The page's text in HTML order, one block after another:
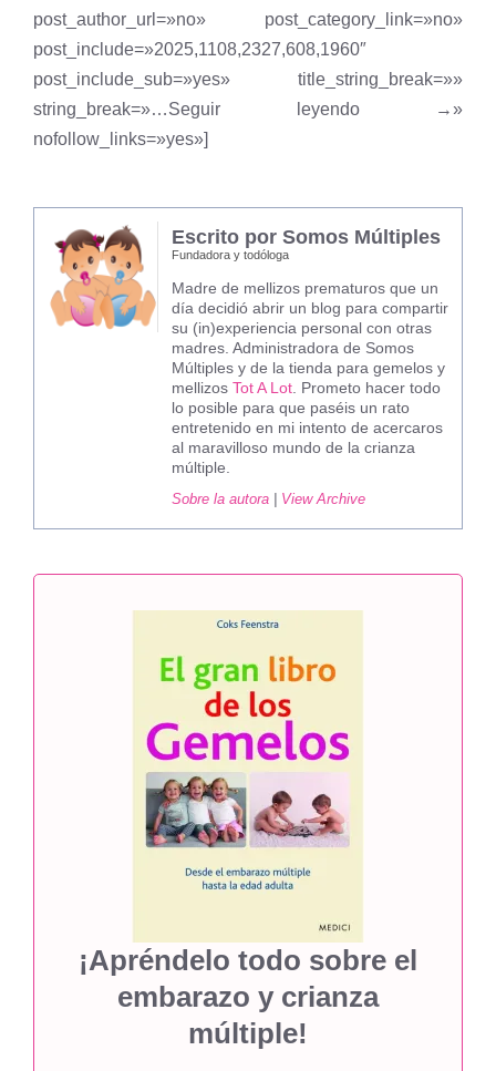
post_author_url=»no» post_category_link=»no»
post_include=»2025,1108,2327,608,1960″
post_include_sub=»yes» title_string_break=»»
string_break=»…Seguir leyendo →»
nofollow_links=»yes»]
Escrito por Somos Múltiples
Fundadora y todóloga
Madre de mellizos prematuros que un
día decidió abrir un blog para compartir
su (in)experiencia personal con otras
madres. Administradora de Somos
Múltiples y de la tienda para gemelos y
mellizos Tot A Lot . Prometo hacer todo
lo posible para que paséis un rato
entretenido en mi intento de acercaros
al maravilloso mundo de la crianza
múltiple.
Sobre la autora View Archive
¡Apréndelo todo sobre el
embarazo y crianza
múltiple!